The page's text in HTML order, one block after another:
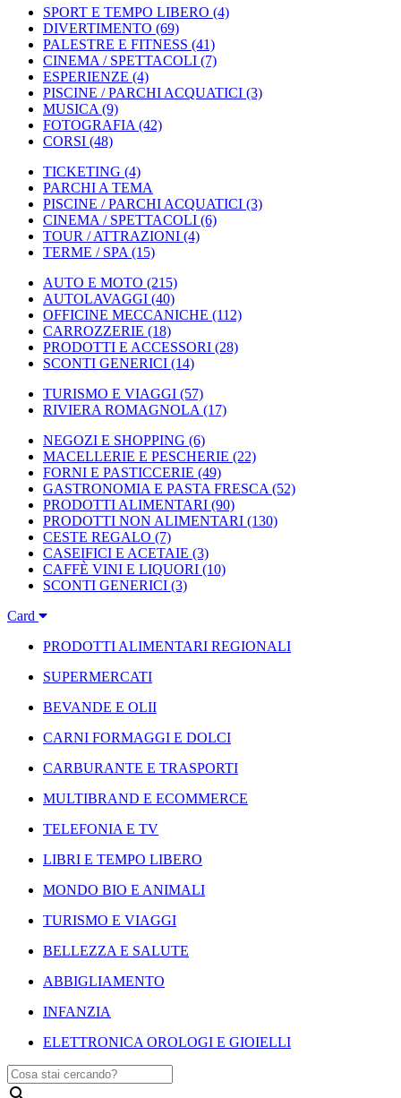
SPORT E TEMPO LIBERO (4)
DIVERTIMENTO (69)
PALESTRE E FITNESS (41)
CINEMA / SPETTACOLI (7)
ESPERIENZE (4)
PISCINE / PARCHI ACQUATICI (3)
MUSICA (9)
FOTOGRAFIA (42)
CORSI (48)
TICKETING (4)
PARCHI A TEMA
PISCINE / PARCHI ACQUATICI (3)
CINEMA / SPETTACOLI (6)
TOUR / ATTRAZIONI (4)
TERME / SPA (15)
AUTO E MOTO (215)
AUTOLAVAGGI (40)
OFFICINE MECCANICHE (112)
CARROZZERIE (18)
PRODOTTI E ACCESSORI (28)
SCONTI GENERICI (14)
TURISMO E VIAGGI (57)
RIVIERA ROMAGNOLA (17)
NEGOZI E SHOPPING (6)
MACELLERIE E PESCHERIE (22)
FORNI E PASTICCERIE (49)
GASTRONOMIA E PASTA FRESCA (52)
PRODOTTI ALIMENTARI (90)
PRODOTTI NON ALIMENTARI (130)
CESTE REGALO (7)
CASEIFICI E ACETAIE (3)
CAFFÈ VINI E LIQUORI (10)
SCONTI GENERICI (3)
Card
PRODOTTI ALIMENTARI REGIONALI
SUPERMERCATI
BEVANDE E OLII
CARNI FORMAGGI E DOLCI
CARBURANTE E TRASPORTI
MULTIBRAND E ECOMMERCE
TELEFONIA E TV
LIBRI E TEMPO LIBERO
MONDO BIO E ANIMALI
TURISMO E VIAGGI
BELLEZZA E SALUTE
ABBIGLIAMENTO
INFANZIA
ELETTRONICA OROLOGI E GIOIELLI